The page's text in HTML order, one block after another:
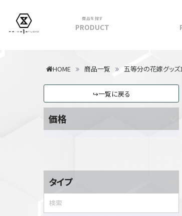
商品を探す
PRODUCT
PRIME 1 STATUE
CUTIE1
PRIME COLLECTIBLE FIGURE
HOME 商品一覧 五等分の花嫁グッ
↪一覧に戻る
価格
タイプ